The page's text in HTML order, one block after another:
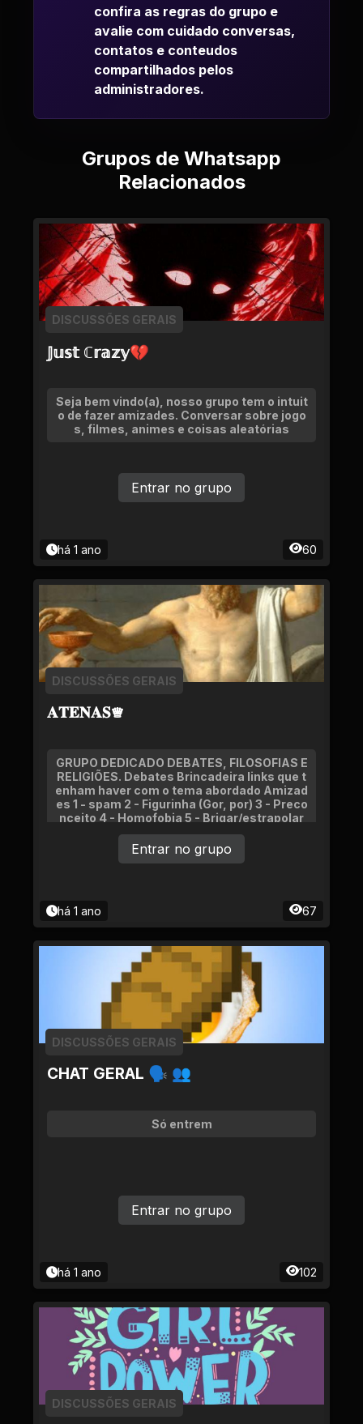
confira as regras do grupo e
avalie com cuidado conversas,
contatos e conteudos
compartilhados pelos
administradores.
Grupos de Whatsapp
Relacionados
𝕁𝕦𝕤𝕥 ℂ𝕣𝕒𝕫𝕪💔
DISCUSSÕES GERAIS
Seja bem vindo(a), nosso grupo tem o intuit
o de fazer amizades. Conversar sobre jogo
s, filmes, animes e coisas aleatórias
há 1 ano 60
Entrar no grupo
𝐀𝐓𝐄𝐍𝐀𝐒♕
DISCUSSÕES GERAIS
GRUPO DEDICADO DEBATES, FILOSOFIAS E
RELIGIÕES. Debates Brincadeira links que t
enham haver com o tema abordado Amizad
es 1 - spam 2 - Figurinha (Gor, por) 3 - Preco
nceito 4 - Homofobia 5 - Brigar/estrapolar
há 1 ano 67
Entrar no grupo
CHAT GERAL 🗣 👥
DISCUSSÕES GERAIS
Só entrem
há 1 ano 102
Entrar no grupo
DISCUSSÕES GERAIS